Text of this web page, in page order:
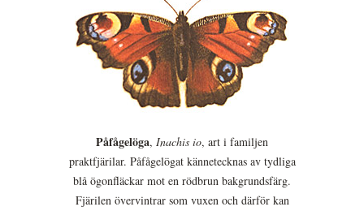
Påfågelöga, Inachis io, art i familjen
praktfjärilar. Påfågelögat kännetecknas av tydliga
blå ögonfläckar mot en rödbrun bakgrundsfärg.
Fjärilen övervintrar som vuxen och därför kan